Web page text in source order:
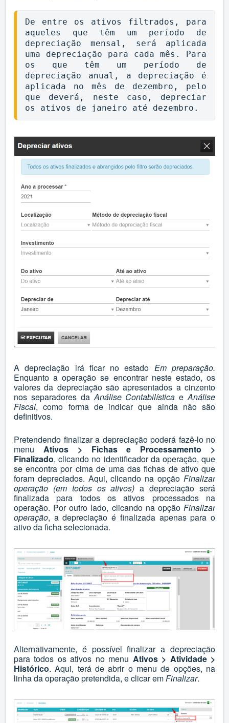
De entre os ativos filtrados, para
aqueles que têm um período de
depreciação mensal, será aplicada
uma depreciação para cada mês. Para
os que têm um período de
depreciação anual, a depreciação é
aplicada no mês de dezembro, pelo
que deverá, neste caso, depreciar
os ativos de janeiro até dezembro.
A depreciação irá ficar no estado Em preparação.
Enquanto a operação se encontrar neste estado, os
valores da depreciação são apresentados a cinzento
nos separadores daAnálise Contabilística eAnálise
Fiscal, como forma de indicar que ainda não são
definitivos.
Pretendendo finalizar a depreciação poderá fazê-lo no
menu Ativos > Fichas e Processamento >
Finalizado, clicando no identificador da operação, que
se encontra por cima de uma das fichas de ativo que
foram depreciados. Aqui, clicando na opção Finalizar
operação (em todos os ativos) a depreciação será
finalizada para todos os ativos processados na
operação. Por outro lado, clicando na opção Finalizar
operação, a depreciação é finalizada apenas para o
ativo da ficha selecionada.
Alternativamente, é possível finalizar a depreciação
para todos os ativos no menu Ativos > Atividade >
Histórico. Aqui, terá de abrir o menu de opções, na
linha da operação pretendida, e clicar emFinalizar.